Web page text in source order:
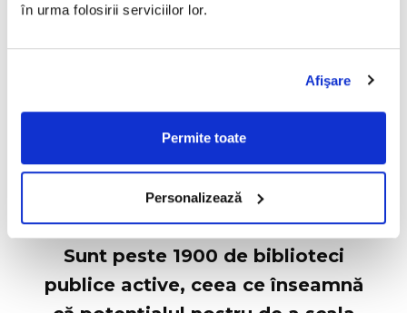
în urma folosirii serviciilor lor.
Afişare
Permite toate
Personalizează
a explicat Narcis Lunceanu.
UN PROIECT CÂT O ȚARĂ
În sesiunea de întrebări și răspunsuri de la Oradea,
directoarea Camelia Crișan a spus că are planuri
Sunt peste 1900 de biblioteci
publice active, ceea ce înseamnă